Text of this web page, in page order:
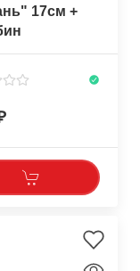
17см +